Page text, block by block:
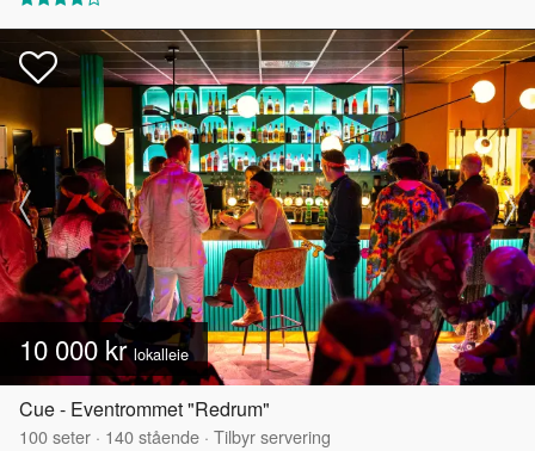
10 000 krlokalleie
Cue - Eventrommet "Redrum"
100seter · 140stående · Tilbyr servering